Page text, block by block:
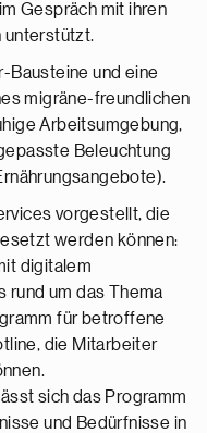
Gespräch mit ihren
unterstützt.
Bausteine und eine
migräne-freundlichen
Arbeitsumgebung,
Beleuchtung
vorgestellt, die
werden können:
digitalem
rund um das Thema
für betroffene
die Mitarbeiter
sich das Programm
und Bedürfnisse in